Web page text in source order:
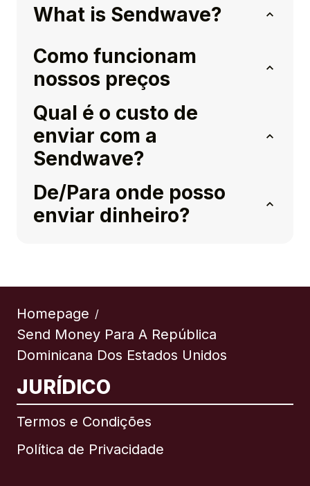
What is Sendwave?
Como funcionam
nossos preços
Qual é o custo de
enviar com a
Sendwave?
De/Para onde posso
enviar dinheiro?
Homepage /
Send Money Para A República
Dominicana Dos Estados Unidos
JURÍDICO
Termos e Condições
Política de Privacidade